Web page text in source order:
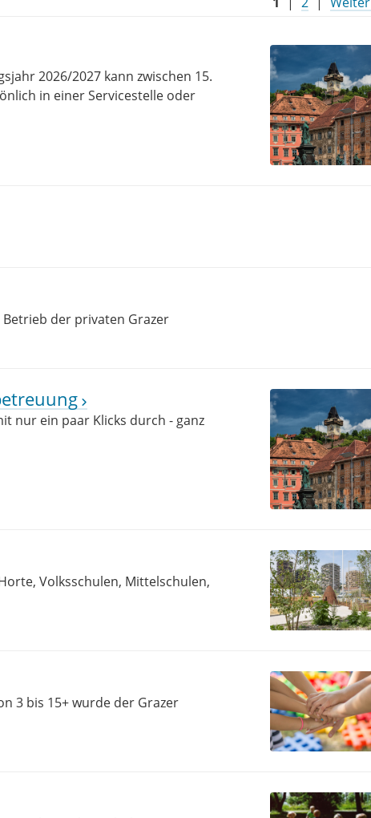
2026/2027 kann zwischen 15.
in einer Servicestelle oder
der privaten Grazer
nur ein paar Klicks durch - ganz
Volksschulen, Mittelschulen,
3 bis 15+ wurde der Grazer